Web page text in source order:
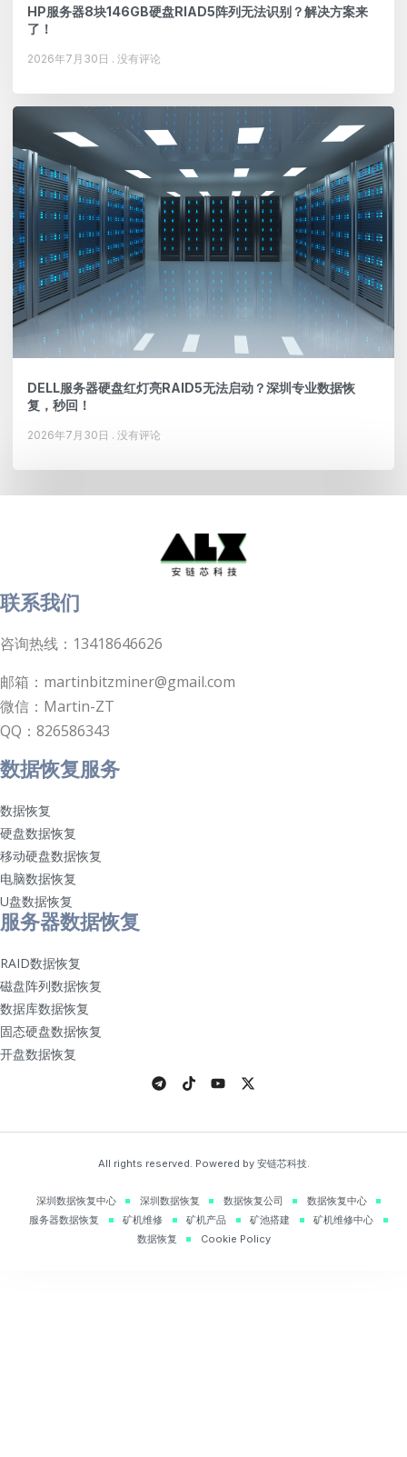
HP服务器8块146GB硬盘RIAD5阵列无法识别？解决方案来
了！
2026年7月30日 没有评论
DELL服务器硬盘红灯亮RAID5无法启动？深圳专业数据恢
复，秒回！
2026年7月30日 没有评论
联系我们
咨询热线：13418646626
邮箱：martinbitzminer@gmail.com
微信：Martin-ZT
QQ：826586343
数据恢复服务
数据恢复
硬盘数据恢复
移动硬盘数据恢复
电脑数据恢复
U盘数据恢复
服务器数据恢复
RAID数据恢复
磁盘阵列数据恢复
数据库数据恢复
固态硬盘数据恢复
开盘数据恢复
All rights reserved. Powered by 安链芯科技.
深圳数据恢复中心 深圳数据恢复 数据恢复公司
数据恢复中心
服务器数据恢复
矿机维修 矿机产品 矿池搭建
矿机维修中心
数据恢复
Cookie Policy